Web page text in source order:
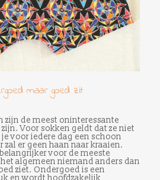
maar goed zit
zijn de meest oninteressante
Voor sokken geldt dat ze niet
voor iedere dag een schoon
zal er geen haan naar kraaien.
voor de meeste
algemeen niemand anders dan
ziet. Ondergoed is een
en wordt hoofdzakelijk